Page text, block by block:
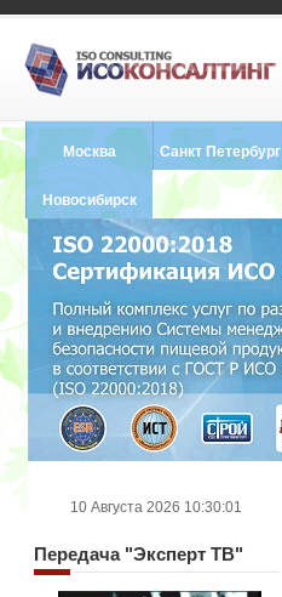
Москва Санкт Петербург
8 (812) 748-2493
Новосибирск
8 (383) 227-8449
10 Августа 2026 10:30:01
Передача"Эксперт ТВ"